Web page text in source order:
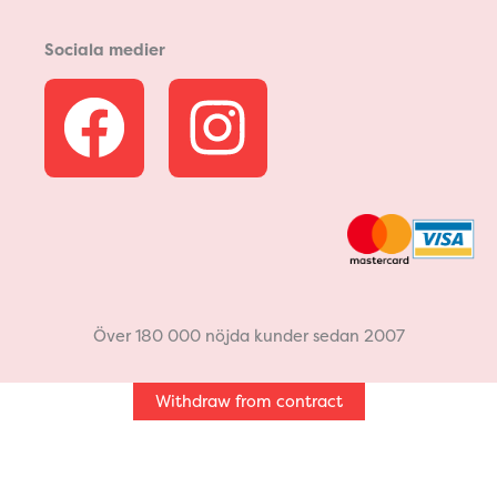
Sociala medier
F
a
b
o
I
n
a
g
Över 180 000 nöjda kunder sedan 2007
Withdraw from contract